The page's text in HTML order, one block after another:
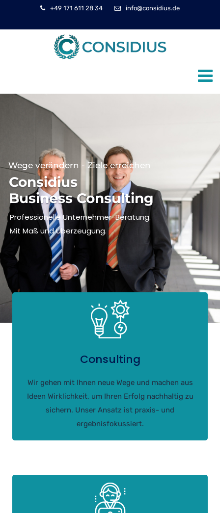
+49 171 611 28 34 info@considius.de
Wege verändern - Ziele erreichen
Considius
Business Consulting
Professionelle Unternehmer-Beratung.
Mit Maß und Überzeugung.
Consulting
Wir gehen mit Ihnen neue Wege und machen aus
Ideen Wirklichkeit, um Ihren Erfolg nachhaltig zu
sichern. Unser Ansatz ist praxis- und
ergebnisfokussiert.